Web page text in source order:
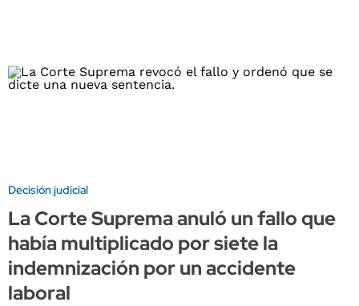
Decisión judicial
La Corte Suprema anuló un fallo que
había multiplicado por siete la
indemnización por un accidente
laboral